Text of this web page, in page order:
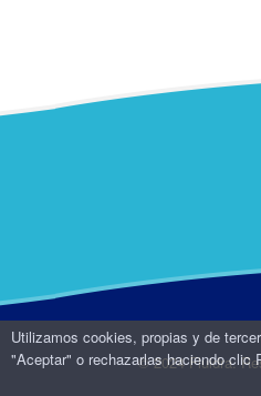
© 2024 Fluidra.
Utilizamos cookies, propias y de
"Aceptar" o rechazarlas haciendo clic